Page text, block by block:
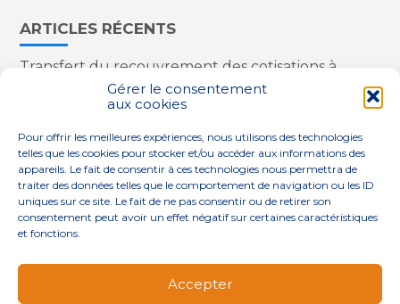
Gérer le consentement
aux cookies
Pour offrir les meilleures expériences, nous utilisons des technologies
telles que les cookies pour stocker et/ou accéder aux informations des
appareils. Le fait de consentir à ces technologies nous permettra de
traiter des données telles que le comportement de navigation ou les ID
uniques sur ce site. Le fait de ne pas consentir ou de retirer son
consentement peut avoir un effet négatif sur certaines caractéristiques
et fonctions.
Accepter
ARTICLES RÉCENTS
Transfert du recouvrement des cotisations à
l’Urssaf : des nouveautés
Appareils reconditionnés : annulation de la
Contrôle de la qualité de l’air dans les ERP
Industriels : le point sur les dernières évolutions
réglementaires
Footer QUI SOMMES-NOUS ?